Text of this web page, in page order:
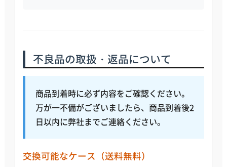
不良品の取扱・返品について
商品到着時に必ず内容をご確認ください。
万が一不備がございましたら、 商品到着後2
日以内に弊社までご連絡ください。
交換可能なケース（送料無料）